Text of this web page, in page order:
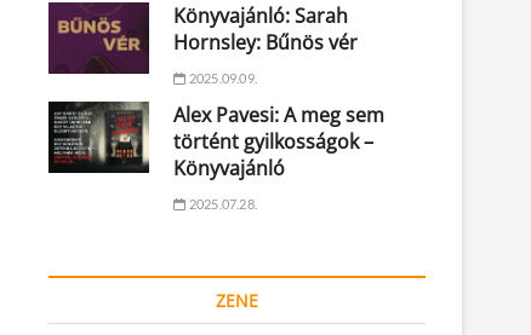
Könyvajánló: Sarah
Hornsley: Bűnös vér
2025.09.09.
Alex Pavesi: A meg sem
történt gyilkosságok –
Könyvajánló
2025.07.28.
ZENE